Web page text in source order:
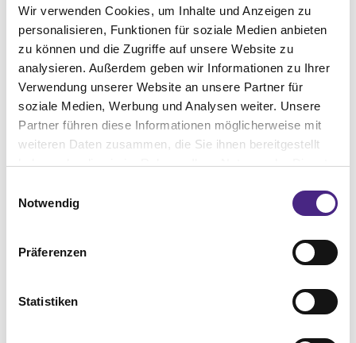
Wir verwenden Cookies, um Inhalte und Anzeigen zu
personalisieren, Funktionen für soziale Medien anbieten
zu können und die Zugriffe auf unsere Website zu
analysieren. Außerdem geben wir Informationen zu Ihrer
Verwendung unserer Website an unsere Partner für
soziale Medien, Werbung und Analysen weiter. Unsere
Partner führen diese Informationen möglicherweise mit
weiteren Daten zusammen, die Sie ihnen bereitgestellt
haben oder die sie im Rahmen Ihrer Nutzung der Dienste
Cookies, wenn Sie unsere Webseite weiterhin nutzen.
Notwendig
Präferenzen
Statistiken
mit meiner Arbeit als Keramikerin das
Gefühl dieses Ortes einfangen will.
Neben all dem hast du deine
Meisterprüfung als Keramikerin
abgeschlossen. Was nimmst du von deiner
Arbeit an der Drehscheibe in den Alltag und
deine vielfältigen Projekte mit?
schnelllebig, bunt, auch oft hektisch und ein
Menschen. Das Schöne an der Keramik ist
Objekt dauert in der Herstellung zumindest
mir viel mit.